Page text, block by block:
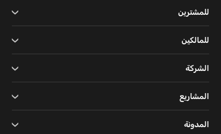
للمشترين
للمالكين
الشركة
المشاريع
المدونة